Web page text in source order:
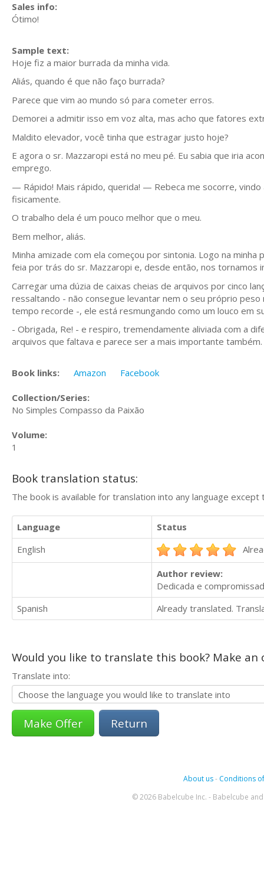
Sales info:
Ótimo!
Sample text:
Hoje fiz a maior burrada da minha vida.
Aliás, quando é que não faço burrada?
Parece que vim ao mundo só para cometer erros.
Demorei a admitir isso em voz alta, mas acho que fatores
Maldito elevador, você tinha que estragar justo hoje?
E agora o sr. Mazzaropi está no meu pé. Eu sabia que iria
emprego.
— Rápido! Mais rápido, querida! — Rebeca me socorre,
fisicamente.
O trabalho dela é um pouco melhor que o meu.
Bem melhor, aliás.
Minha amizade com ela começou por sintonia. Logo na
feia por trás do sr. Mazzaropi e, desde então, nos tornamos
Carregar uma dúzia de caixas cheias de arquivos por cinco
ressaltando - não consegue levantar nem o seu próprio
tempo recorde -, ele está resmungando como um louco em
- Obrigada, Re! - e respiro, tremendamente aliviada com a
arquivos que faltava e parece ser a mais importante também.
Book links: Amazon Facebook
Collection/Series:
No Simples Compasso da Paixão
Volume:
1
Book translation status:
The book is available for translation into any language
Language
Status
English
Author review:
Dedicada e
Spanish
Already translated.
Would you like to translate this book? Make
Translate into:
Return
About us- Conditions
© 2026 Babelcube Inc. - Babelcube